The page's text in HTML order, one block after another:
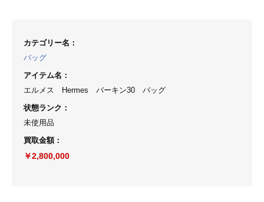
カテゴリー名 ：
バッグ
アイテム名 ：
エルメス Hermes バーキン30 バッグ
状態ランク ：
未使用品
買取金額：
￥2,800,000